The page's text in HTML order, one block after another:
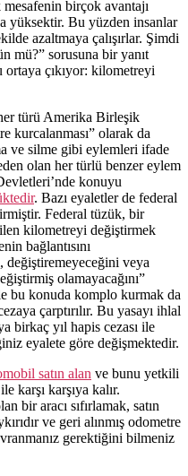
mesafenin birçok avantajı
yüksektir. Bu yüzden insanlar
azaltmaya çalışırlar. Şimdi
mü?” sorusuna bir yanıt
çıkıyor: kilometreyi
her türü Amerika Birleşik
kurcalanması” olarak da
ve silme gibi eylemleri ifade
olan her türlü benzer eylem
konuyu
. Bazı eyaletler de federal
Federal tüzük, bir
kilometreyi değiştirmek
bağlantısını
değiştiremeyeceğini veya
olamayacağını”
bu konuda komplo kurmak da
çarptırılır. Bu yasayı ihlal
birkaç yıl hapis cezası ile
eyalete göre değişmektedir.
satın alan ve bunu yetkili
karşı karşıya kalır.
bir aracı sıfırlamak, satın
ve geri alınmış odometre
gerektiğini bilmeniz